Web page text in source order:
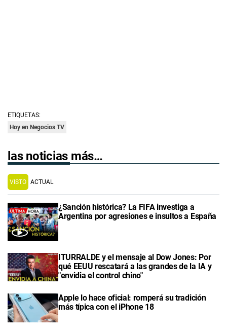
ETIQUETAS:
Hoy en Negocios TV
las noticias más…
VISTO ACTUAL
¿Sanción histórica? La FIFA investiga a
Argentina por agresiones e insultos a España
ITURRALDE y el mensaje al Dow Jones: Por
qué EEUU rescatará a las grandes de la IA y
"envidia el control chino"
Apple lo hace oficial: romperá su tradición
más típica con el iPhone 18